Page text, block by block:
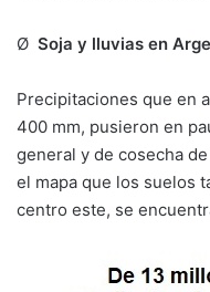
Ø Soja y lluvias en
Precipitaciones que en
400 mm, pusieron en
general y de cosecha
el mapa que los suelos
centro este, se